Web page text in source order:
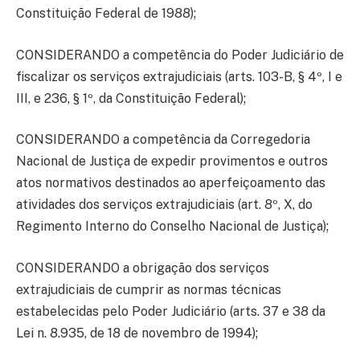
Constituição Federal de 1988);
CONSIDERANDO a competência do Poder Judiciário de
fiscalizar os serviços extrajudiciais (arts. 103-B, § 4º, I e
III, e 236, § 1º, da Constituição Federal);
CONSIDERANDO a competência da Corregedoria
Nacional de Justiça de expedir provimentos e outros
atos normativos destinados ao aperfeiçoamento das
atividades dos serviços extrajudiciais (art. 8º, X, do
Regimento Interno do Conselho Nacional de Justiça);
CONSIDERANDO a obrigação dos serviços
extrajudiciais de cumprir as normas técnicas
estabelecidas pelo Poder Judiciário (arts. 37 e 38 da
Lei n. 8.935, de 18 de novembro de 1994);